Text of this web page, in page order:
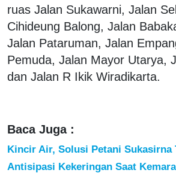
ruas Jalan Sukawarni, Jalan
Cihideung Balong, Jalan
Jalan Pataruman, Jalan
Pemuda, Jalan Mayor Utarya,
dan Jalan R Ikik Wiradikarta.
Baca Juga :
Kincir Air, Solusi Petani Sukasirna
Antisipasi Kekeringan Saat